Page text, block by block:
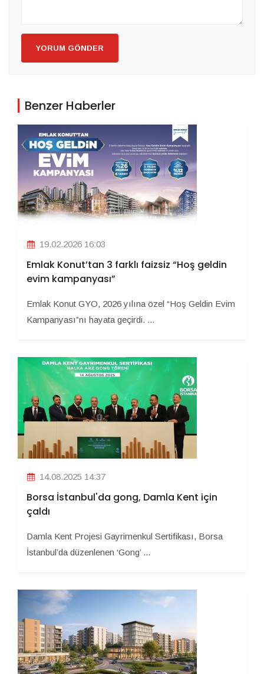
YORUM GÖNDER
Benzer Haberler
19.02.2026 16:03
Emlak Konut’tan 3 farklı faizsiz “Hoş geldin
evim kampanyası”
Emlak Konut GYO, 2026 yılına özel “Hoş Geldin Evim
Kampanyası”nı hayata geçirdi. ...
14.08.2025 14:37
Borsa İstanbul'da gong, Damla Kent için
çaldı
Damla Kent Projesi Gayrimenkul Sertifikası, Borsa
İstanbul’da düzenlenen ‘Gong’ ...